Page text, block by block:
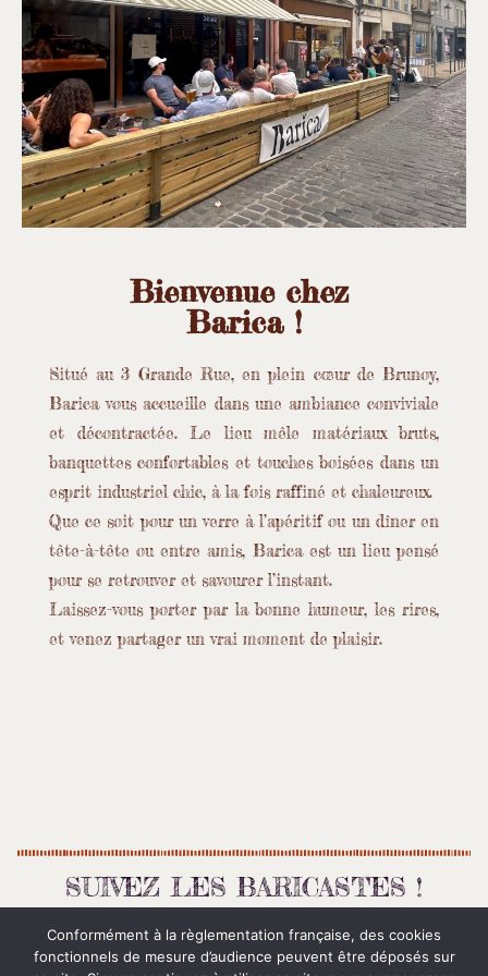
Bienvenue chez
Barica !
Situé au 3 Grande Rue, en plein cœur de Brunoy,
Barica vous accueille dans une ambiance conviviale
et décontractée. Le lieu mêle matériaux bruts,
banquettes confortables et touches boisées dans un
esprit industriel chic, à la fois raffiné et chaleureux.
Que ce soit pour un verre à l’apéritif ou un dîner en
tête-à-tête ou entre amis, Barica est un lieu pensé
pour se retrouver et savourer l’instant.
Laissez-vous porter par la bonne humeur, les rires,
et venez partager un vrai moment de plaisir.
SUIVEZ LES BARICASTES !
Conformément à la règlementation française, des cookies
fonctionnels de mesure d’audience peuvent être déposés sur